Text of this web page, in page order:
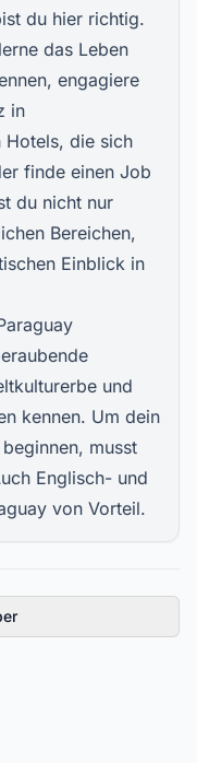
du hier richtig.
das Leben
engagiere
in
Hotels, die sich
finde einen Job
du nicht nur
Bereichen,
Einblick in
und
kennen. Um dein
musst
Englisch- und
von Vorteil.